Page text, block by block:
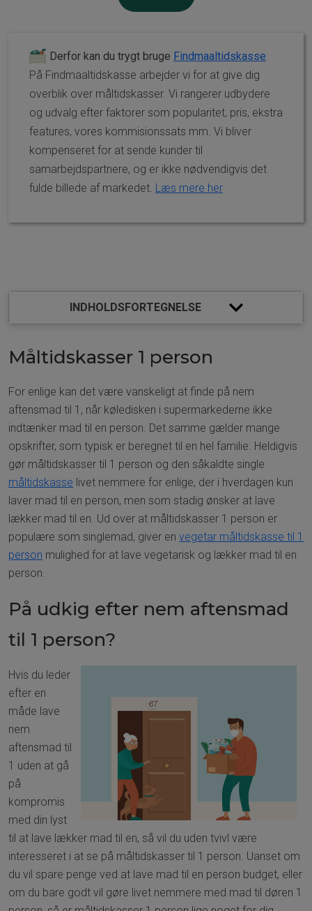
Derfor kan du trygt bruge Findmaaltidskasse
På Findmaaltidskasse arbejder vi for at give dig
overblik over måltidskasser. Vi rangerer udbydere
og udvalg efter faktorer som popularitet, pris, ekstra
features, vores kommisionssats mm. Vi bliver
kompenseret for at sende kunder til
samarbejdspartnere, og er ikke nødvendigvis det
fulde billede af markedet. Læs mere her
INDHOLDSFORTEGNELSE
Spar penge med måltidskasser single
Opdag udvalget af lækker mad til en
Måltidskasser 1 person
For enlige kan det være vanskeligt at finde på nem
aftensmad til 1, når køledisken i supermarkederne ikke
indtænker mad til en person. Det samme gælder mange
opskrifter, som typisk er beregnet til en hel familie. Heldigvis
gør måltidskasser til 1 person og den såkaldte single
måltidskasse livet nemmere for enlige, der i hverdagen kun
laver mad til en person, men som stadig ønsker at lave
lækker mad til en. Ud over at måltidskasser 1 person er
populære som singlemad, giver en vegetar måltidskasse til 1
person mulighed for at lave vegetarisk og lækker mad til en
person.
På udkig efter nem aftensmad
til 1 person?
Hvis du leder
efter en
måde lave
nem
aftensmad til
1 uden at gå
på
kompromis
med din lyst
til at lave lækker mad til en, så vil du uden tvivl være
interesseret i at se på måltidskasser til 1 person. Uanset om
du vil spare penge ved at lave mad til en person budget, eller
om du bare godt vil gøre livet nemmere med mad til døren 1